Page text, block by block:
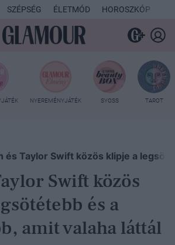
SZÉPSÉG ÉLETMÓD HOROSZKÓP
NYEREMÉNYJÁTÉK SYOSS TAROT
és Taylor Swift közös klipje a
Swift közös
és a
amit valaha láttál